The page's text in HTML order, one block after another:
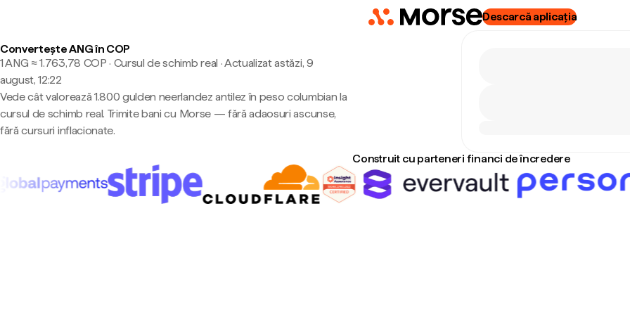
Descarcă aplicația
Convertește ANG în COP
1 ANG ≈ 1.763,78 COP · Cursul de schimb real ·Actualizat astăzi, 9
august, 12:22
Vede cât valorează 1.800 gulden neerlandez antilez în peso columbian la
cursul de schimb real. Trimite bani cu Morse — fără adaosuri ascunse,
fără cursuri inflacionate.
Construit cu parteneri financi de încredere